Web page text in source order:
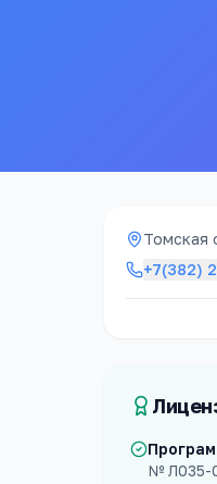
Томская
+7(382)
№ Л035-